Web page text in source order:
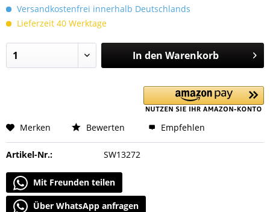
Versandkostenfrei innerhalb Deutschlands
Lieferzeit 40 Werktage
In den Warenkorb
Merken Bewerten Empfehlen
Artikel-Nr.: SW13272
Mit Freunden teilen
Über WhatsApp anfragen